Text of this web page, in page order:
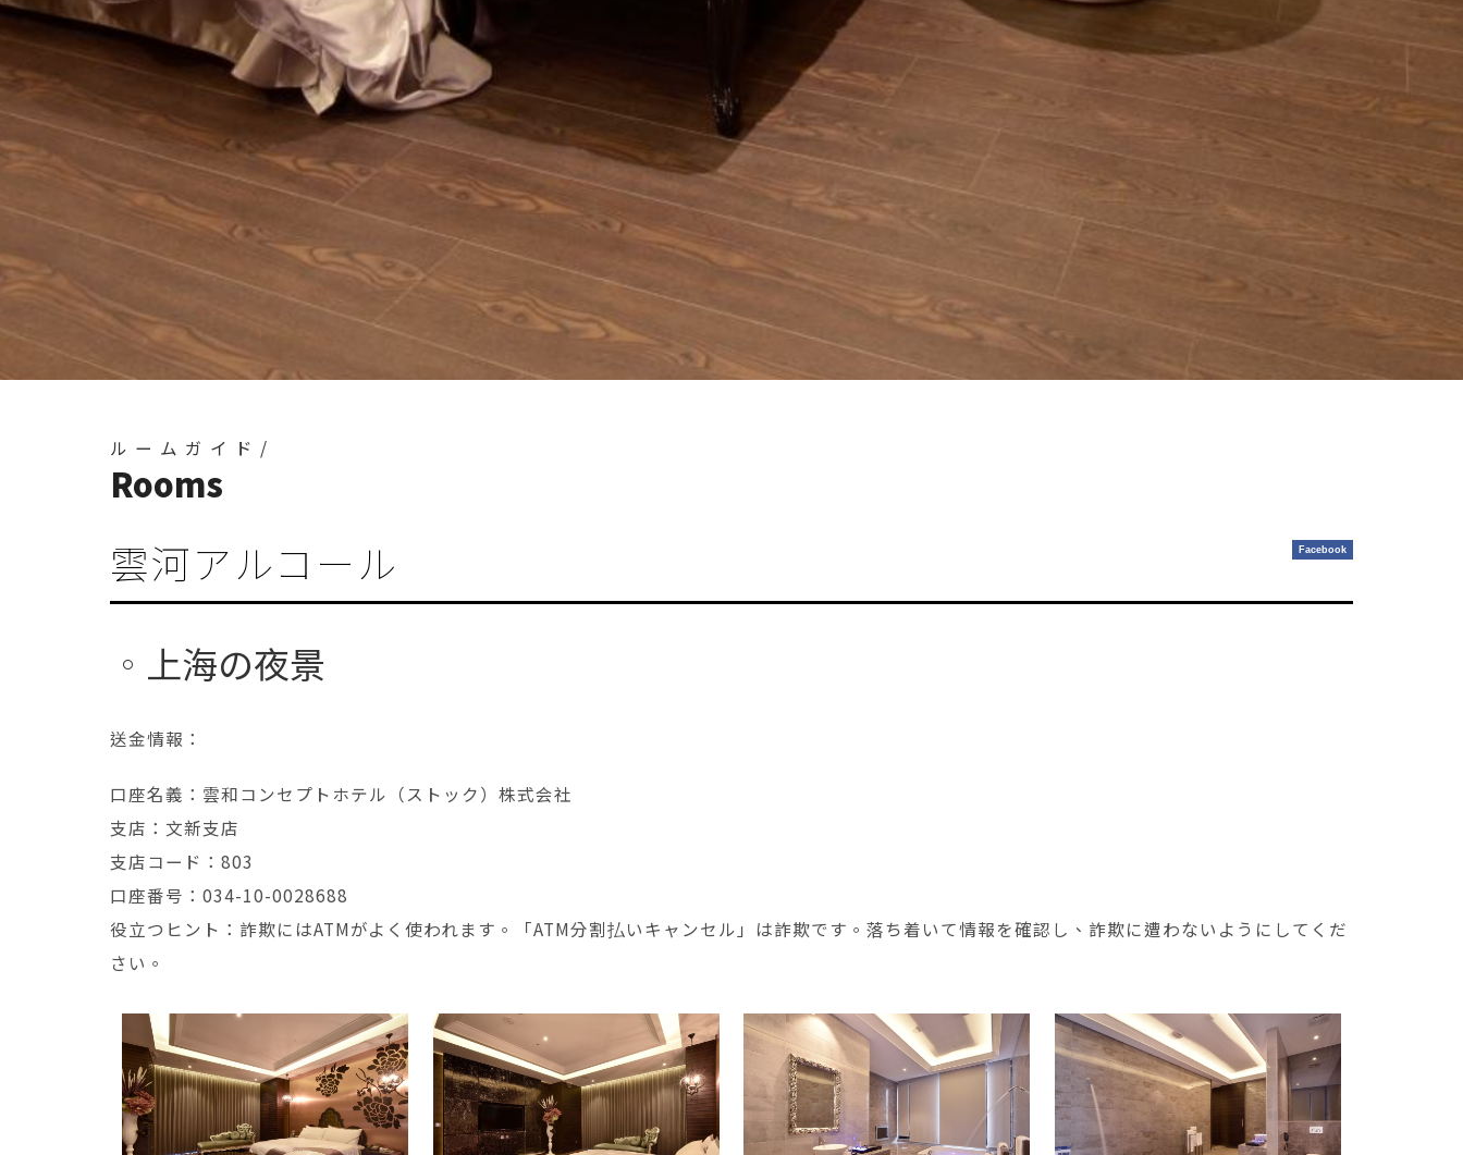
ルームガイド/
Rooms
Facebook
雲河アルコール
上海の夜景
送金情報：
口座名義：雲和コンセプトホテル（ストック）株式会社
支店：文新支店
支店コード：803
口座番号：034-10-0028688
役立つヒント：詐欺にはATMがよく使われます。「ATM分割払いキャンセル」は詐欺です。落ち着いて情報を確認し、詐欺に遭わないようにしてくだ
さい。